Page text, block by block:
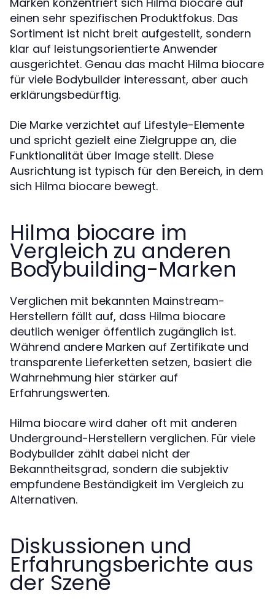
einen sehr spezifischen Produktfokus. Das
Sortiment ist nicht breit aufgestellt, sondern
klar auf leistungsorientierte Anwender
ausgerichtet. Genau das macht Hilma biocare
für viele Bodybuilder interessant, aber auch
erklärungsbedürftig.
Die Marke verzichtet auf Lifestyle-Elemente
und spricht gezielt eine Zielgruppe an, die
Funktionalität über Image stellt. Diese
Ausrichtung ist typisch für den Bereich, in dem
sich Hilma biocare bewegt.
Hilma biocare im
Vergleich zu anderen
Bodybuilding-Marken
Verglichen mit bekannten Mainstream-
Herstellern fällt auf, dass Hilma biocare
deutlich weniger öffentlich zugänglich ist.
Während andere Marken auf Zertifikate und
transparente Lieferketten setzen, basiert die
Wahrnehmung hier stärker auf
Erfahrungswerten.
Hilma biocare wird daher oft mit anderen
Underground-Herstellern verglichen. Für viele
Bodybuilder zählt dabei nicht der
Bekanntheitsgrad, sondern die subjektiv
empfundene Beständigkeit im Vergleich zu
Alternativen.
Diskussionen und
Erfahrungsberichte aus
der Szene